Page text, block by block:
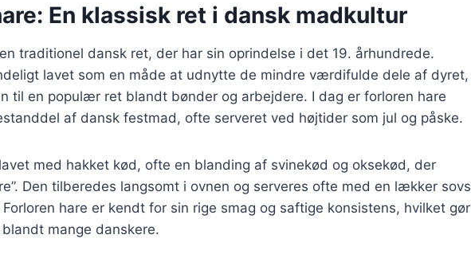
En klassisk ret i dansk madkultur
traditionel dansk ret, der har sin oprindelse i det 19. århundrede.
lavet som en måde at udnytte de mindre værdifulde dele af dyret,
til en populær ret blandt bønder og arbejdere. I dag er forloren hare
af dansk festmad, ofte serveret ved højtider som jul og påske.
med hakket kød, ofte en blanding af svinekød og oksekød, der
Den tilberedes langsomt i ovnen og serveres ofte med en lækker sovs
hare er kendt for sin rige smag og saftige konsistens, hvilket gør
mange danskere.